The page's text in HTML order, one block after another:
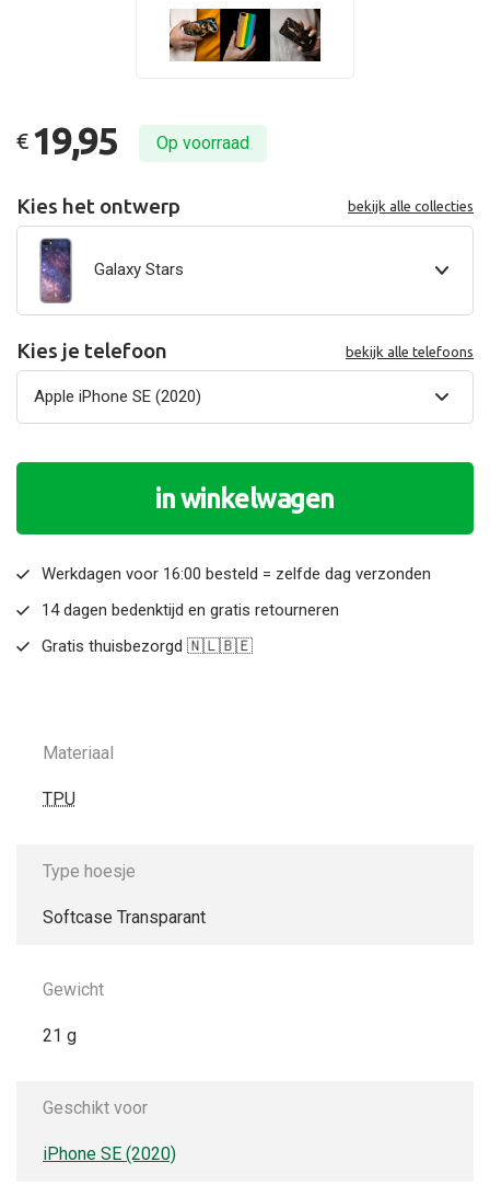
€ 19,95 Op voorraad
Kies het ontwerp bekijk alle collecties
Galaxy Stars
Kies je telefoon bekijk alle telefoons
in winkelwagen
Werkdagen voor 16:00 besteld = zelfde dag verzonden
14 dagen bedenktijd en gratis retourneren
Gratis thuisbezorgd 🇳🇱🇧🇪
Materiaal
TPU
Type hoesje
Softcase Transparant
Gewicht
21 g
Geschikt voor
iPhone SE (2020)